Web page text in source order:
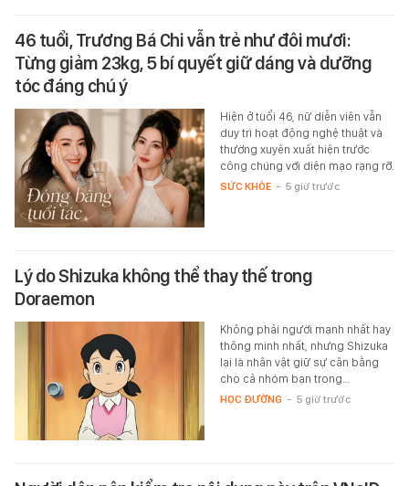
46 tuổi, Trương Bá Chi vẫn trẻ như đôi mươi:
Từng giảm 23kg, 5 bí quyết giữ dáng và dưỡng
tóc đáng chú ý
Hiện ở tuổi 46, nữ diễn viên vẫn
duy trì hoạt động nghệ thuật và
thường xuyên xuất hiện trước
công chúng với diện mạo rạng rỡ.
SỨC KHỎE - 5 giờ trước
Lý do Shizuka không thể thay thế trong
Doraemon
Không phải người mạnh nhất hay
thông minh nhất, nhưng Shizuka
lại là nhân vật giữ sự cân bằng
cho cả nhóm bạn trong…
HỌC ĐƯỜNG - 5 giờ trước